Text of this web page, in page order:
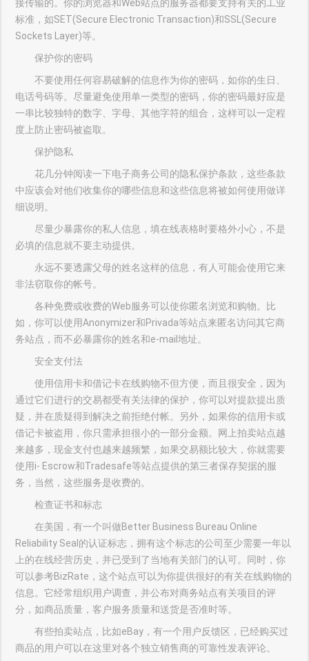
接传输的。你的浏览器和Web站点的服务器都要支持有关的工业
标准，如SET(Secure Electronic Transaction)和SSL(Secure
Sockets Layer)等。
保护你的密码
不要使用任何容易破解的信息作为你的密码，如你的生日、
电话号码等。尽量避免使用单一类型的密码，你的密码最好应是
一串比较独特的数字、字母、其他字符的组合，这样可以一定程
度上防止密码被盗取。
保护隐私
花几分钟阅读一下电子商务公司的隐私保护条款，这些条款
中应该会对他们收集你的哪些信息和这些信息将被如何使用做详
细说明。
尽量少暴露你的私人信息，填在线表格时要格外小心，不是
必填的信息就不要主动提供。
永远不要透露父母的姓名这样的信息，有人可能会使用它来
非法窃取你的帐号。
各种免费或收费的Web服务可以使你匿名浏览和购物。比
如，你可以使用Anonymizer和Privada等站点来匿名访问其它商
务站点，而不必暴露你的姓名和e-mail地址。
安全支付法
使用信用卡和借记卡在线购物不但方便，而且很安全，因为
通过它们进行的交易都受有关法律的保护，你可以对提款提出质
疑，并在质疑得到解决之前拒绝付帐。另外，如果你的信用卡或
借记卡被盗用，你只需承担很小的一部分金额。网上拍卖站点越
来越多，现金支付也越来越频繁，如果交易额比较大，你就需要
使用i- Escrow和Tradesafe等站点提供的第三者保存契据的服
务，当然，这些服务是收费的。
检查证书和标志
在美国，有一个叫做Better Business Bureau Online
Reliability Seal的认证标志，拥有这个标志的公司至少需要一年以
上的在线经营历史，并已受到了当地有关部门的认可。同时，你
可以参考BizRate，这个站点可以为你提供很好的有关在线购物的
信息。它经常组织用户调查，并公布对商务站点有关项目的评
分，如商品质量，客户服务质量和送货是否准时等。
有些拍卖站点，比如eBay，有一个用户反馈区，已经购买过
商品的用户可以在这里对各个独立销售商的可靠性发表评论。